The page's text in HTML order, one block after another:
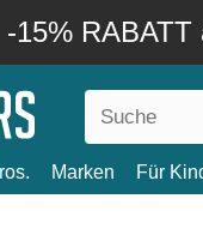
-15%
Marken Für